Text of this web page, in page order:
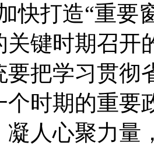
快打造“重要
关键时期召开
要把学习贯彻
个时期的重要
凝人心聚力量